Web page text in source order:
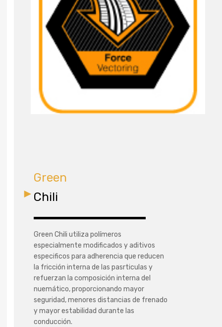
Green
Chili
Green Chili utiliza polímeros
especialmente modificados y aditivos
especificos para adherencia que reducen
la fricción interna de las pasrticulas y
refuerzan la composición interna del
nuemático, proporcionando mayor
seguridad, menores distancias de frenado
y mayor estabilidad durante las
conducción.